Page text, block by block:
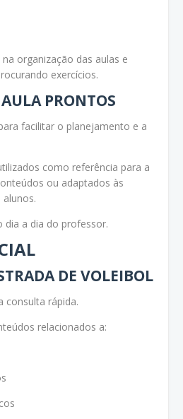
organização das aulas e
exercícios.
PRONTOS
facilitar o planejamento e a
como referência para a
ou adaptados às
alunos.
dia a dia do professor.
DE VOLEIBOL
consulta rápida.
relacionados a: